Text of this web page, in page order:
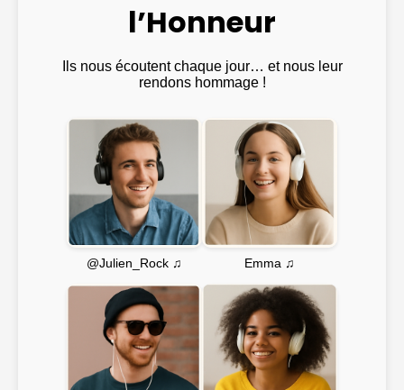
l’Honneur
Ils nous écoutent chaque jour… et nous leur
rendons hommage !
@Julien_Rock ♫ Emma ♫